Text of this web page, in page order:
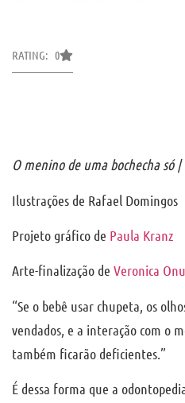
RATING: 0
O menino de uma bochecha só |
Ilustrações de Rafael Domingos
Projeto gráfico de Paula Kranz
Arte-finalização de Veronica
“Se o bebê usar chupeta, os
vendados, e a interação com o
também ficarão deficientes.”
É dessa forma que a